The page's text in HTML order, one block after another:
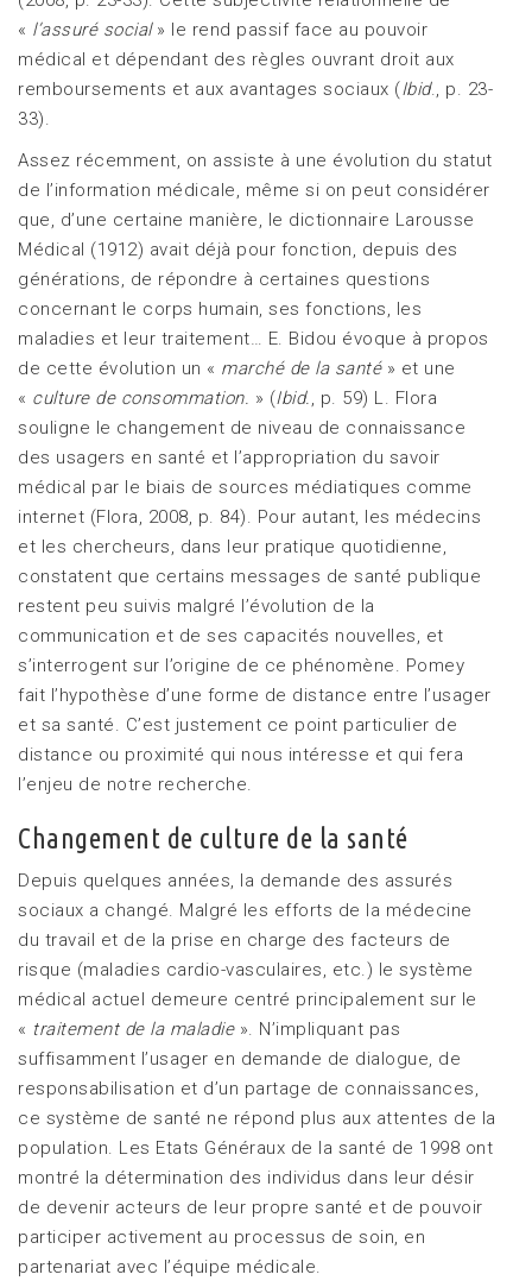
« l’assuré social » le rend passif face au pouvoir
médical et dépendant des règles ouvrant droit aux
remboursements et aux avantages sociaux (Ibid., p. 23-
33).
Assez récemment, on assiste à une évolution du statut
de l’information médicale, même si on peut considérer
que, d’une certaine manière, le dictionnaire Larousse
Médical (1912) avait déjà pour fonction, depuis des
générations, de répondre à certaines questions
concernant le corps humain, ses fonctions, les
maladies et leur traitement… E. Bidou évoque à propos
de cette évolution un « marché de la santé » et une
« culture de consommation. » (Ibid., p. 59) L. Flora
souligne le changement de niveau de connaissance
des usagers en santé et l’appropriation du savoir
médical par le biais de sources médiatiques comme
internet (Flora, 2008, p. 84). Pour autant, les médecins
et les chercheurs, dans leur pratique quotidienne,
constatent que certains messages de santé publique
restent peu suivis malgré l’évolution de la
communication et de ses capacités nouvelles, et
s’interrogent sur l’origine de ce phénomène. Pomey
fait l’hypothèse d’une forme de distance entre l’usager
et sa santé. C’est justement ce point particulier de
distance ou proximité qui nous intéresse et qui fera
l’enjeu de notre recherche.
Changement de culture de la santé
Depuis quelques années, la demande des assurés
sociaux a changé. Malgré les efforts de la médecine
du travail et de la prise en charge des facteurs de
risque (maladies cardio-vasculaires, etc.) le système
médical actuel demeure centré principalement sur le
« traitement de la maladie ». N’impliquant pas
suffisamment l’usager en demande de dialogue, de
responsabilisation et d’un partage de connaissances,
ce système de santé ne répond plus aux attentes de la
population. Les Etats Généraux de la santé de 1998 ont
montré la détermination des individus dans leur désir
de devenir acteurs de leur propre santé et de pouvoir
participer activement au processus de soin, en
partenariat avec l’équipe médicale.